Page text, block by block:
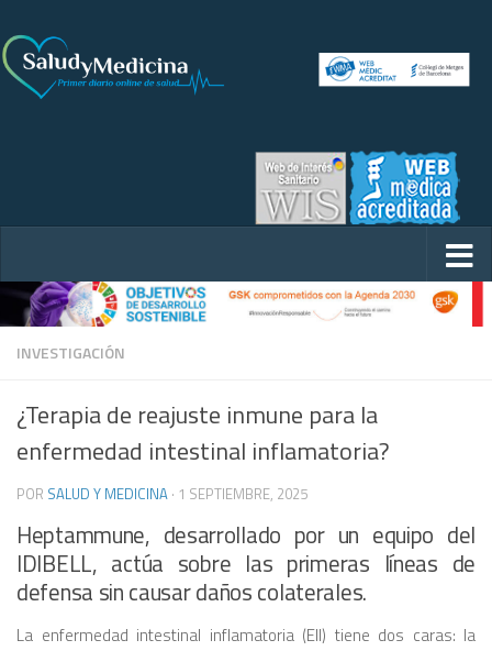
INVESTIGACIÓN
¿Terapia de reajuste inmune para la
enfermedad intestinal inflamatoria?
POR SALUD Y MEDICINA · 1 SEPTIEMBRE, 2025
Heptammune, desarrollado por un equipo del
IDIBELL, actúa sobre las primeras líneas de
defensa sin causar daños colaterales.
La enfermedad intestinal inflamatoria (EII) tiene dos caras: la